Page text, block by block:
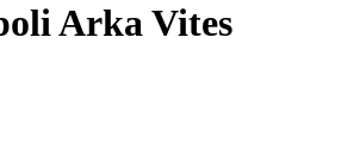
Arka Vites